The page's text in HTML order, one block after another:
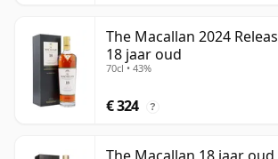
The Macallan 2024
18 jaar oud
70cl • 43%
€ 324 ?